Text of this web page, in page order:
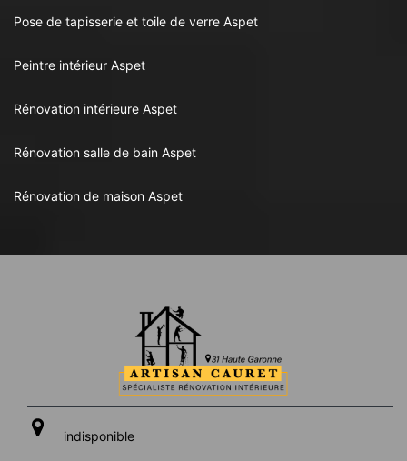
Pose de tapisserie et toile de verre Aspet
Peintre intérieur Aspet
Rénovation intérieure Aspet
Rénovation salle de bain Aspet
Rénovation de maison Aspet
indisponible